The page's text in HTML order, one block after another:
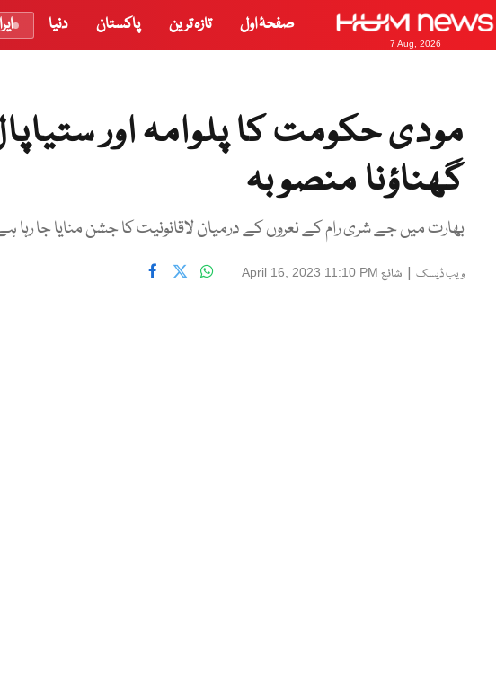
7 Aug, 2026
صفحۂ اول تازہ ترین پاکستان دنیا
مودی حکومت کا پلوامہ اور
گھناؤنا منصوبہ
بھارت میں جے شری رام کے نعروں کے درمیان لاقانونیت کا جشن منایا جا
ویب ڈیسک | شائع April 16, 2023 11:10 PM